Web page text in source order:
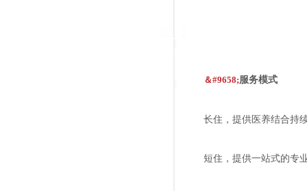
＆#9658;服务模式
长住，提供医养结合持
短住，提供一站式的专